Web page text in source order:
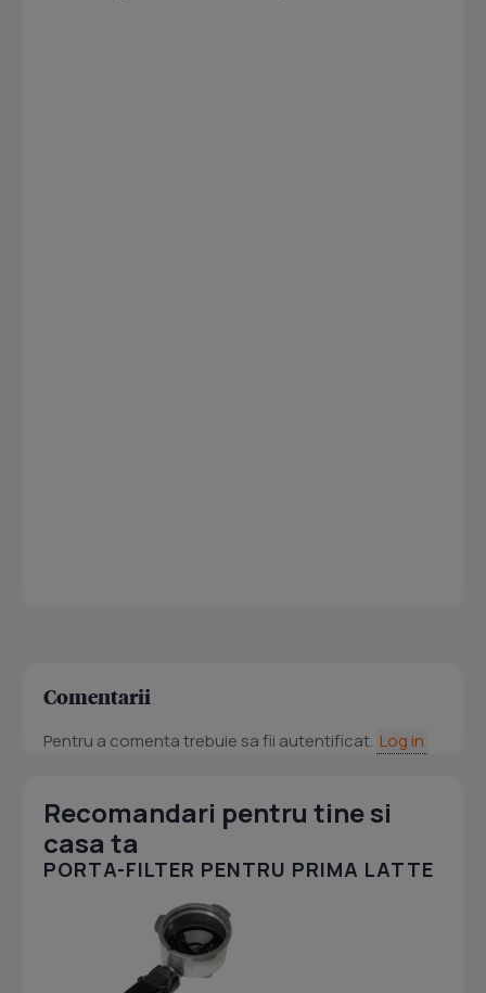
Comentarii
Pentru a comenta trebuie sa fii autentificat. Log in
Recomandari pentru tine si
casa ta
PORTA-FILTER PENTRU PRIMA LATTE